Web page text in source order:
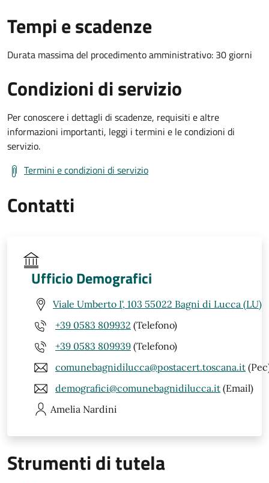
Tempi e scadenze
Durata massima del procedimento amministrativo: 30 giorni
Condizioni di servizio
Per conoscere i dettagli di scadenze, requisiti e altre
informazioni importanti, leggi i termini e le condizioni di
servizio.
Termini e condizioni di servizio
Contatti
Ufficio Demografici
Viale Umberto I', 103 55022 Bagni di Lucca (LU)
+39 0583 809932 (Telefono)
+39 0583 809939 (Telefono)
comunebagnidilucca@postacert.toscana.it
demografici@comunebagnidilucca.it (Email)
Amelia Nardini
Strumenti di tutela